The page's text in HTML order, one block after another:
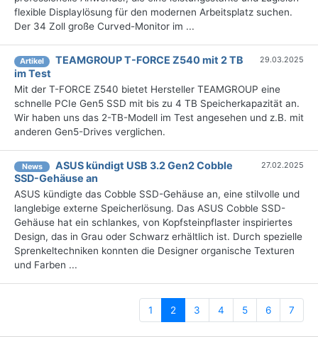
flexible Displaylösung für den modernen Arbeitsplatz suchen.
Der 34 Zoll große Curved-Monitor im ...
Artikel
TEAMGROUP T-FORCE Z540 mit 2 TB
im Test
29.03.2025
Mit der T-FORCE Z540 bietet Hersteller TEAMGROUP eine
schnelle PCIe Gen5 SSD mit bis zu 4 TB Speicherkapazität an.
Wir haben uns das 2-TB-Modell im Test angesehen und z.B. mit
anderen Gen5-Drives verglichen.
News
ASUS kündigt USB 3.2 Gen2 Cobble
SSD-Gehäuse an
27.02.2025
ASUS kündigte das Cobble SSD-Gehäuse an, eine stilvolle und
langlebige externe Speicherlösung. Das ASUS Cobble SSD-
Gehäuse hat ein schlankes, von Kopfsteinpflaster inspiriertes
Design, das in Grau oder Schwarz erhältlich ist. Durch spezielle
Sprenkeltechniken konnten die Designer organische Texturen
und Farben ...
1 2 (current)
3 4 5 6 7